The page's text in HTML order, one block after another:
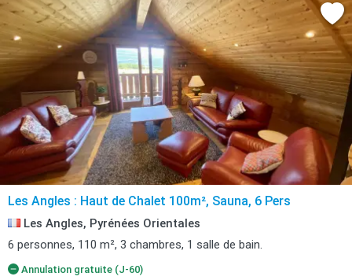
Les Angles : Haut de Chalet 100m², Sauna, 6 Pers
Les Angles, Pyrénées Orientales
6 personnes, 110 m², 3 chambres, 1 salle de bain.
Annulation gratuite (J-60)